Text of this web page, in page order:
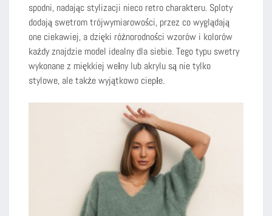
spodni, nadając stylizacji nieco retro charakteru. Sploty
dodają swetrom trójwymiarowości, przez co wyglądają
one ciekawiej, a dzięki różnorodności wzorów i kolorów
każdy znajdzie model idealny dla siebie. Tego typu swetry
wykonane z miękkiej wełny lub akrylu są nie tylko
stylowe, ale także wyjątkowo ciepłe.